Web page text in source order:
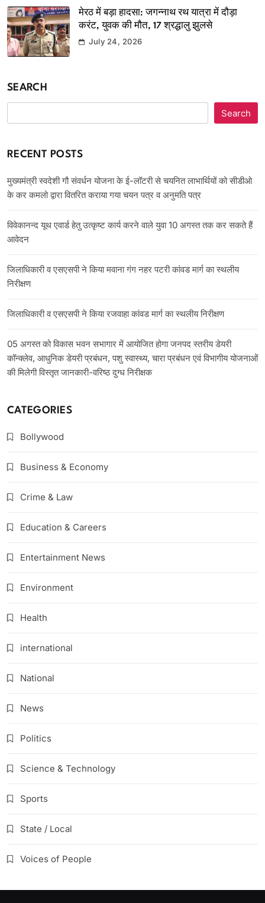
मेरठ में बड़ा हादसा: जगन्नाथ रथ यात्रा में दौड़ा
करंट, युवक की मौत, 17 श्रद्धालु झुलसे
July 24, 2026
SEARCH
Search
RECENT POSTS
मुख्यमंत्री स्वदेशी गौ संवर्धन योजना के ई-लॉटरी से चयनित लाभार्थियों को सीडीओ
के कर कमलो द्वारा वितरित कराया गया चयन पत्र व अनुमति पत्र
विवेकानन्द यूथ एवार्ड हेतु उत्कृष्ट कार्य करने वाले युवा 10 अगस्त तक कर सकते हैं
आवेदन
जिलाधिकारी व एसएसपी ने किया मवाना गंग नहर पटरी कांवड मार्ग का स्थलीय
निरीक्षण
जिलाधिकारी व एसएसपी ने किया रजवाहा कांवड मार्ग का स्थलीय निरीक्षण
05 अगस्त को विकास भवन सभागार में आयोजित होगा जनपद स्तरीय डेयरी
कॉन्क्लेव, आधुनिक डेयरी प्रबंधन, पशु स्वास्थ्य, चारा प्रबंधन एवं विभागीय योजनाओं
की मिलेगी विस्तृत जानकारी-वरिष्ठ दुग्ध निरीक्षक
CATEGORIES
Bollywood
Business & Economy
Crime & Law
Education & Careers
Entertainment News
Environment
Health
international
National
News
Politics
Science & Technology
Sports
State / Local
Voices of People